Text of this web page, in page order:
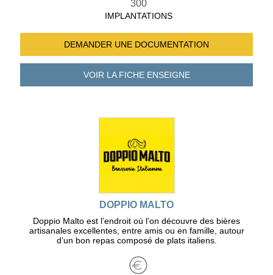
300
IMPLANTATIONS
DEMANDER UNE DOCUMENTATION
VOIR LA FICHEENSEIGNE
DOPPIO MALTO
Doppio Malto est l’endroit où l’on découvre des bières
artisanales excellentes, entre amis ou en famille, autour
d’un bon repas composé de plats italiens.